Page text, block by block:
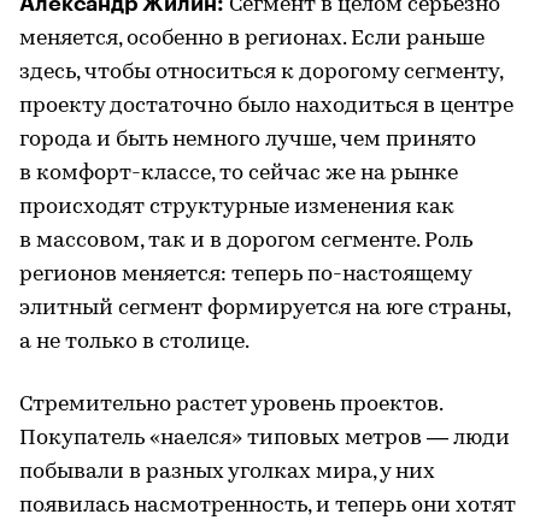
Сегмент в целом серьезно
меняется, особенно в регионах. Если раньше
здесь, чтобы относиться к дорогому сегменту,
проекту достаточно было находиться в центре
города и быть немного лучше, чем принято
в комфорт-классе, то сейчас же на рынке
происходят структурные изменения как
в массовом, так и в дорогом сегменте. Роль
регионов меняется: теперь по-настоящему
элитный сегмент формируется на юге страны,
а не только в столице.
Стремительно растет уровень проектов.
Покупатель «наелся» типовых метров — люди
побывали в разных уголках мира, у них
появилась насмотренность, и теперь они хотят